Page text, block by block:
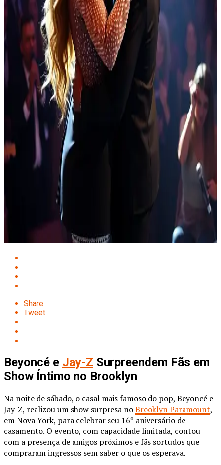
Share
Tweet
Beyoncé e Jay-Z Surpreendem Fãs em
Show Íntimo no Brooklyn
Na noite de sábado, o casal mais famoso do pop, Beyoncé e
Jay-Z, realizou um show surpresa noBrooklyn Paramount,
em Nova York, para celebrar seu 16º aniversário de
casamento. O evento, com capacidade limitada, contou
com a presença de amigos próximos e fãs sortudos que
compraram ingressos sem saber o que os esperava.